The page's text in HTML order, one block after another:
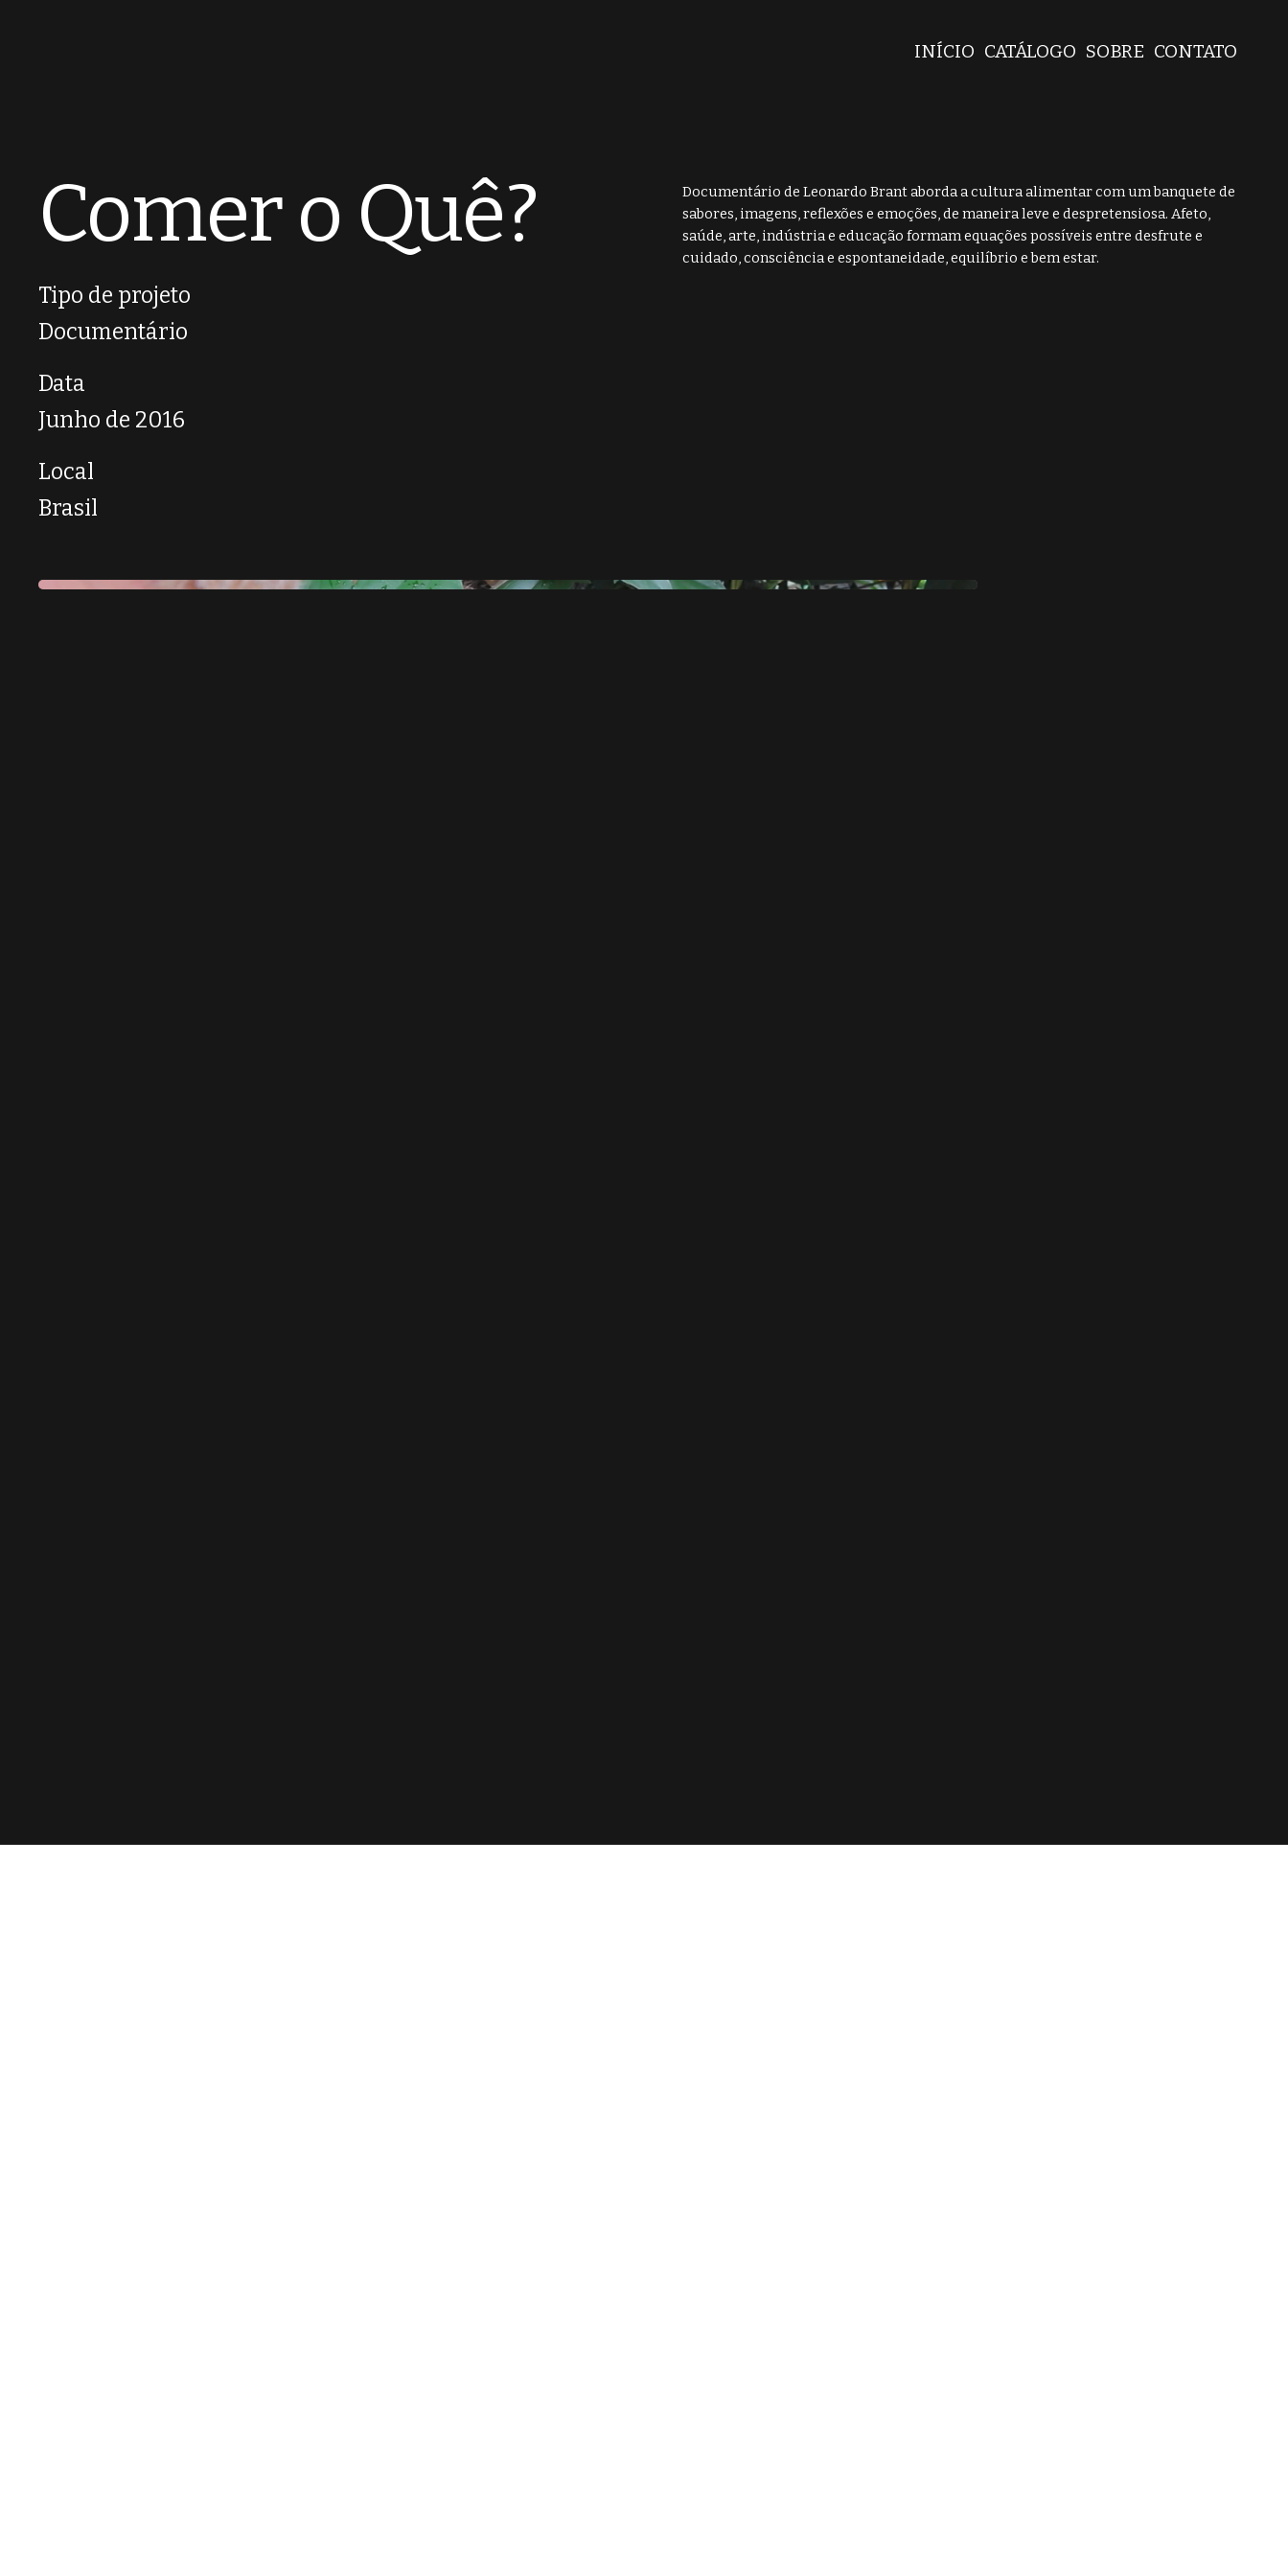
INÍCIO CATÁLOGO SOBRE CONTATO
Comer o Quê?
Tipo de projeto
Documentário
Data
Junho de 2016
Local
Brasil
Documentário de Leonardo Brant aborda a cultura alimentar com um banquete de
sabores, imagens, reflexões e emoções, de maneira leve e despretensiosa. Afeto,
saúde, arte, indústria e educação formam equações possíveis entre desfrute e
cuidado, consciência e espontaneidade, equilíbrio e bem estar.